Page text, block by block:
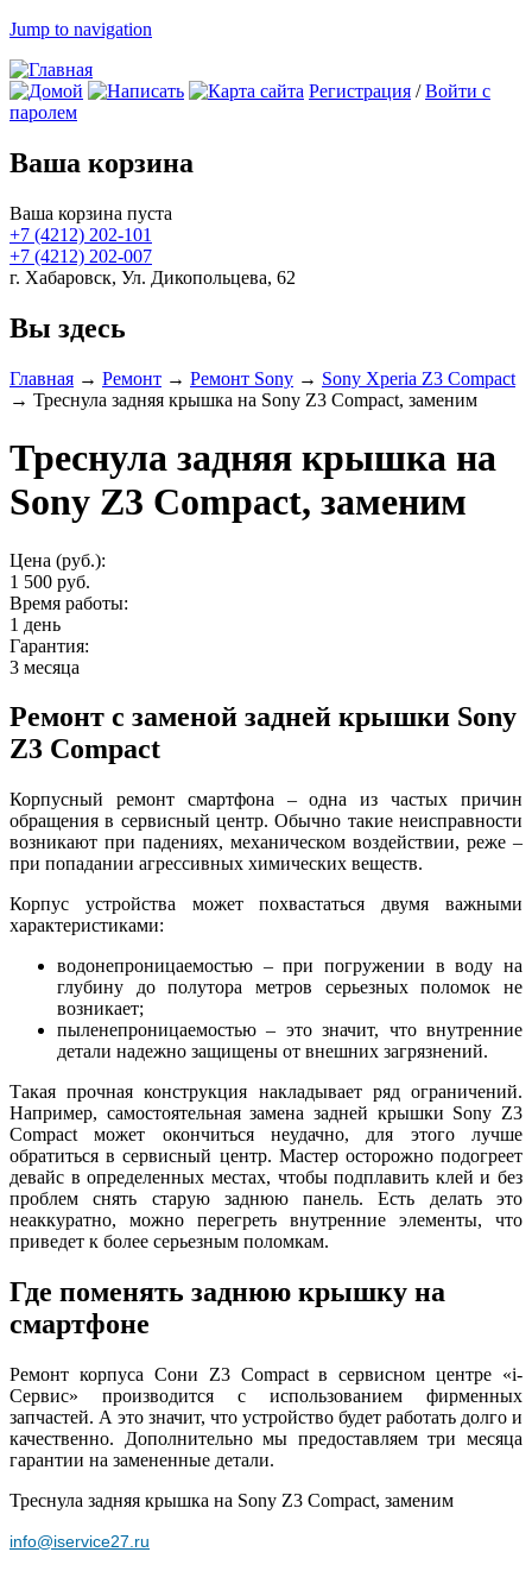
Jump to navigation
Регистрация /Войти с
паролем
Ваша корзина
Ваша корзина пуста
+7 (4212) 202-101
+7 (4212) 202-007
г. Хабаровск, Ул. Дикопольцева, 62
Вы здесь
Главная → Ремонт → Ремонт Sony → Sony Xperia Z3 Compact
→ Треснула задняя крышка на Sony Z3 Compact, заменим
Треснула задняя крышка на
Sony Z3 Compact, заменим
Цена (руб.):
1 500 руб.
Время работы:
1 день
Гарантия:
3 месяца
Ремонт с заменой задней крышки Sony
Z3 Compact
Корпусный ремонт смартфона – одна из частых причин
обращения в сервисный центр. Обычно такие неисправности
возникают при падениях, механическом воздействии, реже –
при попадании агрессивных химических веществ.
Корпус устройства может похвастаться двумя важными
характеристиками:
водонепроницаемостью – при погружении в воду на
глубину до полутора метров серьезных поломок не
возникает;
пыленепроницаемостью – это значит, что внутренние
детали надежно защищены от внешних загрязнений.
Такая прочная конструкция накладывает ряд ограничений.
Например, самостоятельная замена задней крышки Sony Z3
Compact может окончиться неудачно, для этого лучше
обратиться в сервисный центр. Мастер осторожно подогреет
девайс в определенных местах, чтобы подплавить клей и без
проблем снять старую заднюю панель. Есть делать это
неаккуратно, можно перегреть внутренние элементы, что
приведет к более серьезным поломкам.
Где поменять заднюю крышку на
смартфоне
Ремонт корпуса Сони Z3 Compact в сервисном центре «i-
Сервис» производится с использованием фирменных
запчастей. А это значит, что устройство будет работать долго и
качественно. Дополнительно мы предоставляем три месяца
гарантии на замененные детали.
Треснула задняя крышка на Sony Z3 Compact, заменим
info@iservice27.ru